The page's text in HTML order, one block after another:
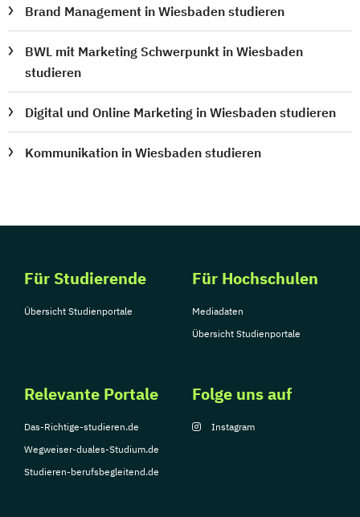
Brand Management in Wiesbaden studieren
BWL mit Marketing Schwerpunkt in Wiesbaden
studieren
Digital und Online Marketing in Wiesbaden studieren
Kommunikation in Wiesbaden studieren
Für Studierende
Übersicht Studienportale
Für Hochschulen
Mediadaten
Übersicht Studienportale
Relevante Portale
Das-Richtige-studieren.de
Wegweiser-duales-Studium.de
Studieren-berufsbegleitend.de
Folge uns auf
Instagram